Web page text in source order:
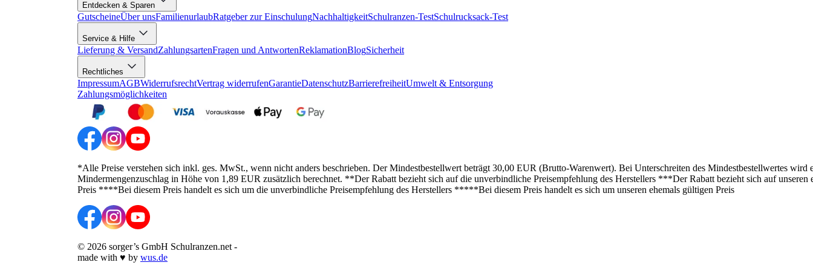
Entdecken & Sparen
GutscheineÜber unsFamilienurlaubRatgeber zur EinschulungNachhaltigkeitSchulranzen-TestSchulrucksack-Test
Service & Hilfe
Lieferung & VersandZahlungsartenFragen und AntwortenReklamationBlogSicherheit
Rechtliches
ImpressumAGBWiderrufsrechtVertrag widerrufenGarantieDatenschutzBarrierefreiheitUmwelt & Entsorgung
Zahlungsmöglichkeiten
*Alle Preise verstehen sich inkl. ges. MwSt., wenn nicht anders beschrieben. Der Mindestbestellwert beträgt 30,00 EUR (Brutto-Warenwert). Bei Unterschreiten des Mindestbestellwertes wird
Mindermengenzuschlag in Höhe von 1,89 EUR zusätzlich berechnet. **Der Rabatt bezieht sich auf die unverbindliche Preisempfehlung des Herstellers ***Der Rabatt bezieht sich auf unseren
Preis ****Bei diesem Preis handelt es sich um die unverbindliche Preisempfehlung des Herstellers *****Bei diesem Preis handelt es sich um unseren ehemals gültigen Preis
© 2026 sorger’s GmbH Schulranzen.net -
made with ♥ by wus.de